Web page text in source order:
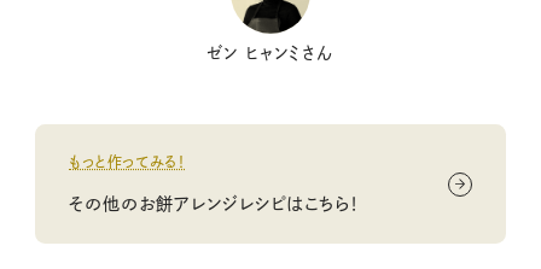
ゼン ヒャンミさん
もっと作ってみる！
その他のお餅アレンジレシピはこちら！